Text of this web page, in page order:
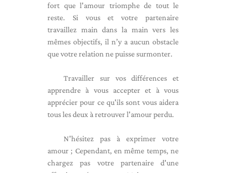
fort que l'amour triomphe de tout le
reste. Si vous et votre partenaire
travaillez main dans la main vers les
mêmes objectifs, il n’y a aucun obstacle
que votre relation ne puisse surmonter.
Travailler sur vos différences et
apprendre à vous accepter et à vous
apprécier pour ce qu'ils sont vous aidera
tous les deux à retrouver l'amour perdu.
N'hésitez pas à exprimer votre
amour ; Cependant, en même temps, ne
chargez pas votre partenaire d'une